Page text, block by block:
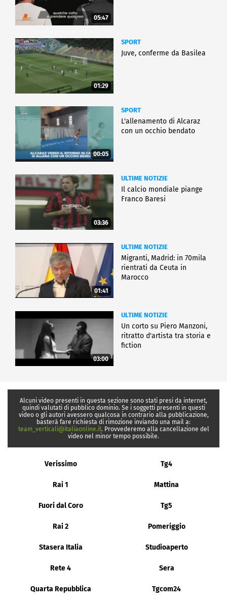
05:47
01:29
SPORT
Juve, conferme da Basilea
00:05
SPORT
L'allenamento di Alcaraz
con un occhio bendato
03:36
ULTIME NOTIZIE
Il calcio mondiale piange
Franco Baresi
01:41
ULTIME NOTIZIE
Migranti, Madrid: in 70mila
rientrati da Ceuta in
Marocco
03:00
ULTIME NOTIZIE
Un corto su Piero Manzoni,
ritratto d'artista tra storia e
fiction
Alcuni video presenti in questa sezione sono stati presi da internet,
quindi valutati di pubblico dominio. Se i soggetti presenti in questi
video o gli autori avessero qualcosa in contrario alla pubblicazione,
basterà fare richiesta di rimozione inviando una mail a:
team_verticali@italiaonline.it. Provvederemo alla cancellazione del
video nel minor tempo possibile.
Verissimo Tg4
Rai 1 Mattina
Fuori dal Coro Tg5
Rai 2 Pomeriggio
Stasera Italia Studioaperto
Rete 4 Sera
Quarta Repubblica Tgcom24